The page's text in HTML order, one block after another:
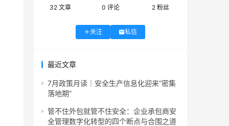
32 文章 0 评论 2 粉丝
关注 私信
最近文章
7月政策月读｜安全生产信息化迎来“密集
落地期”
管不住外包就管不住安全：企业承包商安
全管理数字化转型的四个断点与合围之道